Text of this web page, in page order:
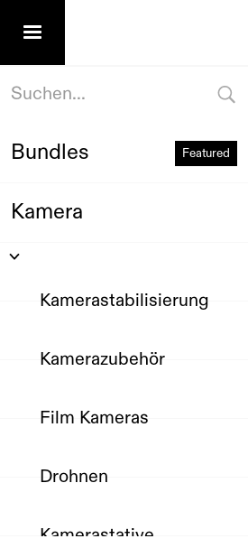
Bundles Featured
Kamera
Kamerastabilisierung
Kamerazubehör
Film Kameras
Drohnen
Kamerastative